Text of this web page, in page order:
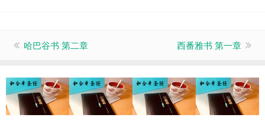
哈巴谷书 第二章 西番雅书 第一章